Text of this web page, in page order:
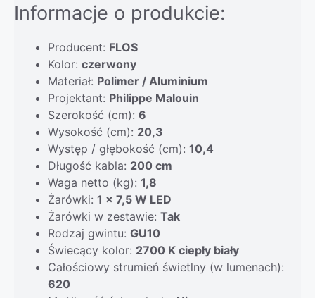
Informacje o produkcie:
Producent: FLOS
Kolor: czerwony
Materiał: Polimer / Aluminium
Projektant: Philippe Malouin
Szerokość (cm): 6
Wysokość (cm): 20,3
Występ / głębokość (cm): 10,4
Długość kabla: 200 cm
Waga netto (kg): 1,8
Żarówki: 1 x 7,5 W LED
Żarówki w zestawie: Tak
Rodzaj gwintu: GU10
Świecący kolor: 2700 K ciepły biały
Całościowy strumień świetlny (w lumenach):
620